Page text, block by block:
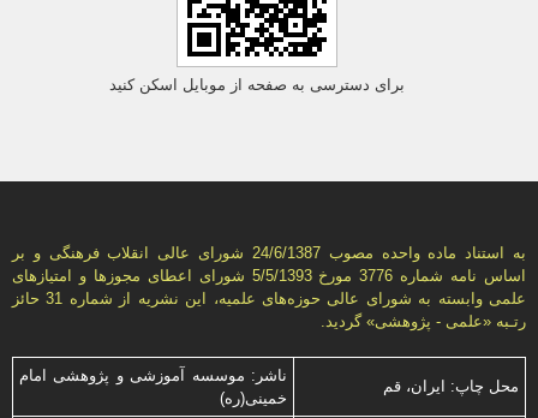
برای دسترسی به صفحه از موبایل اسکن کنید
به استناد ماده واحده مصوب 24/6/1387 شورای عالی انقلاب فرهنگی و بر
اساس نامه شماره 3776 مورخ 5/5/1393 شورای اعطای مجوزها و امتيازهای
علمی وابسته به شورای عالی حوزه‌های علميه، اين نشريه از شماره 31 حائز
رتـبه «علمی - پژوهشی» گرديد.
محل چاپ: ایران، قم
ناشر: موسسه آموزشی و پژوهشی امام
خمینی(ره)